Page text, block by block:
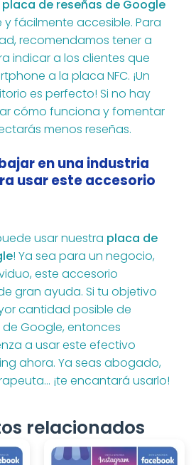
placa de reseñas de Google
y fácilmente accesible. Para
recomendamos tener a
indicar a los clientes que
a la placa NFC. ¡Un
es perfecto! Si no hay
cómo funciona y fomentar
menos reseñas.
en una industria
usar este accesorio
usar nuestra placa de
! Ya sea para un negocio,
este accesorio
gran ayuda. Si tu objetivo
cantidad posible de
Google, entonces
a usar este efectivo
ahora. Ya seas abogado,
¡te encantará usarlo!
relacionados